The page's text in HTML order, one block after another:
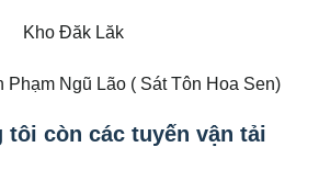
Kho Đăk Lăk
Ngũ Lão ( Sát Tôn Hoa Sen)
tôi còn các tuyến vận tải